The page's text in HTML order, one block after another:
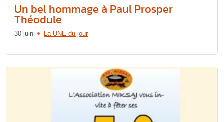
Un bel hommage à Paul Prosper
Théodule
30 juin La UNE du jour